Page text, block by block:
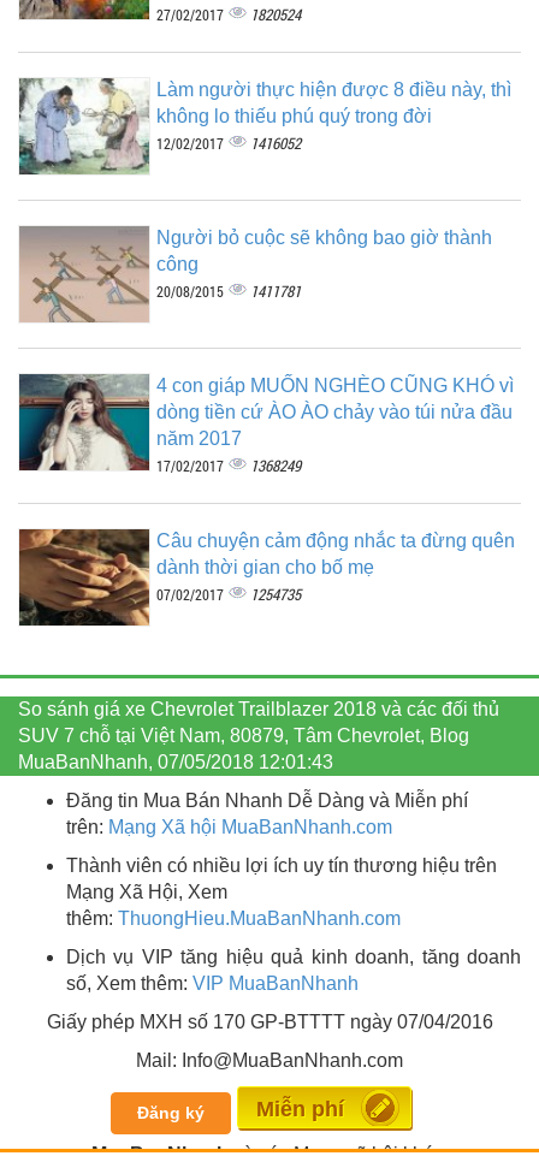
27/02/2017 1820524
Làm người thực hiện được 8 điều này, thì
không lo thiếu phú quý trong đời
12/02/2017 1416052
Người bỏ cuộc sẽ không bao giờ thành
công
20/08/2015 1411781
4 con giáp MUỐN NGHÈO CŨNG KHÓ vì
dòng tiền cứ ÀO ÀO chảy vào túi nửa đầu
năm 2017
17/02/2017 1368249
Câu chuyện cảm động nhắc ta đừng quên
dành thời gian cho bố mẹ
07/02/2017 1254735
So sánh giá xe Chevrolet Trailblazer 2018 và các đối thủ
SUV 7 chỗ tại Việt Nam, 80879, Tâm Chevrolet, Blog
MuaBanNhanh, 07/05/2018 12:01:43
Đăng tin Mua Bán Nhanh Dễ Dàng và Miễn phí
trên: Mạng Xã hội MuaBanNhanh.com
Thành viên có nhiều lợi ích uy tín thương hiệu trên
Mạng Xã Hội, Xem
thêm: ThuongHieu.MuaBanNhanh.com
Dịch vụ VIP tăng hiệu quả kinh doanh, tăng doanh
số, Xem thêm: VIP MuaBanNhanh
Giấy phép MXH số 170 GP-BTTTT ngày 07/04/2016
Mail: Info@MuaBanNhanh.com
Đăng ký Miễn phí